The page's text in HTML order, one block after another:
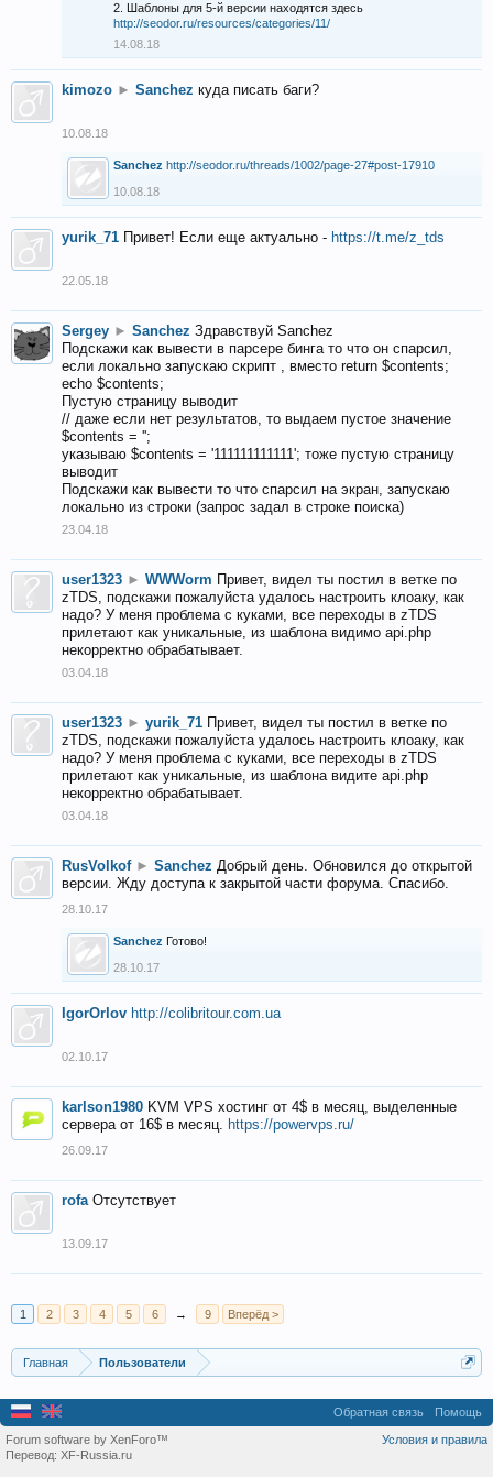
2. Шаблоны для 5-й версии находятся здесь
http://seodor.ru/resources/categories/11/
14.08.18
kimozo ► Sanchez куда писать баги?
10.08.18
Sanchez http://seodor.ru/threads/1002/page-27#post-17910
10.08.18
yurik_71 Привет! Если еще актуально - https://t.me/z_tds
22.05.18
Sergey ► Sanchez Здравствуй Sanchez
Подскажи как вывести в парсере бинга то что он спарсил,
если локально запускаю скрипт , вместо return $contents;
echo $contents;
Пустую страницу выводит
// даже если нет результатов, то выдаем пустое значение
$contents = '';
указываю $contents = '111111111111'; тоже пустую страницу
выводит
Подскажи как вывести то что спарсил на экран, запускаю
локально из строки (запрос задал в строке поиска)
23.04.18
user1323 ► WWWorm Привет, видел ты постил в ветке по
zTDS, подскажи пожалуйста удалось настроить клоаку, как
надо? У меня проблема с куками, все переходы в zTDS
прилетают как уникальные, из шаблона видимо api.php
некорректно обрабатывает.
03.04.18
user1323 ► yurik_71 Привет, видел ты постил в ветке по
zTDS, подскажи пожалуйста удалось настроить клоаку, как
надо? У меня проблема с куками, все переходы в zTDS
прилетают как уникальные, из шаблона видите api.php
некорректно обрабатывает.
03.04.18
RusVolkof ► Sanchez Добрый день. Обновился до открытой
версии. Жду доступа к закрытой части форума. Спасибо.
28.10.17
Sanchez Готово!
28.10.17
IgorOrlov http://colibritour.com.ua
02.10.17
karlson1980 KVM VPS хостинг от 4$ в месяц, выделенные
сервера от 16$ в месяц. https://powervps.ru/
26.09.17
rofa Отсутствует
13.09.17
1 2 3 4 5 6 → 9 Вперёд >
Главная Пользователи
Обратная связь Помощь
Условия и правила
Forum software by XenForo™
Перевод: XF-Russia.ru